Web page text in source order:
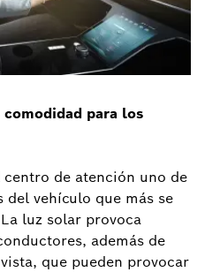
para los
de atención uno de
vehículo que más se
luz solar provoca
además de
que pueden provocar